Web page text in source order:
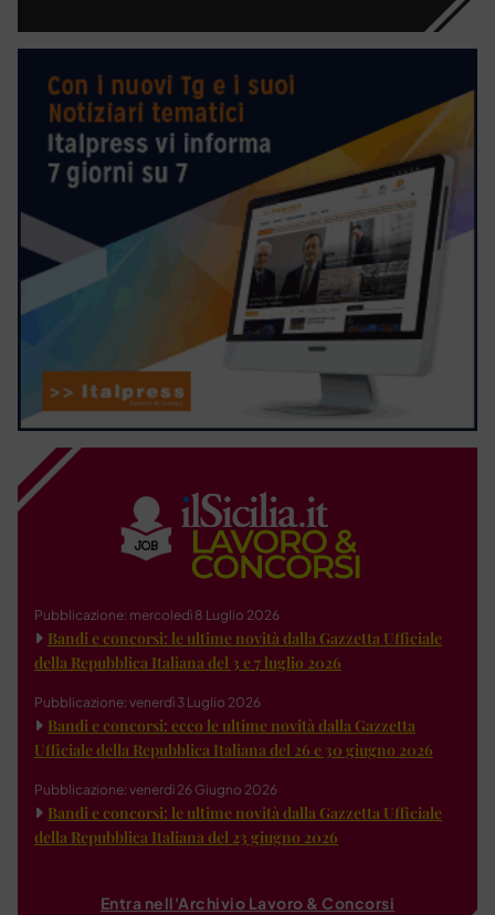
Pubblicazione: mercoledì 8 Luglio 2026
Bandi e concorsi: le ultime novità dalla Gazzetta Ufficiale
della Repubblica Italiana del 3 e 7 luglio 2026
Pubblicazione: venerdì 3 Luglio 2026
Bandi e concorsi: ecco le ultime novità dalla Gazzetta
Ufficiale della Repubblica Italiana del 26 e 30 giugno 2026
Pubblicazione: venerdì 26 Giugno 2026
Bandi e concorsi: le ultime novità dalla Gazzetta Ufficiale
della Repubblica Italiana del 23 giugno 2026
Entra nell'Archivio Lavoro & Concorsi